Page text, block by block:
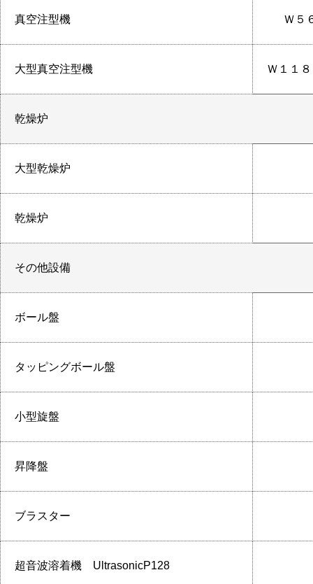
真空注型機 Ｗ５
大型真空注型機 Ｗ１１
乾燥炉
大型乾燥炉
乾燥炉
その他設備
ボール盤
タッピングボール盤
小型旋盤
昇降盤
ブラスター
超音波溶着機 UltrasonicP128